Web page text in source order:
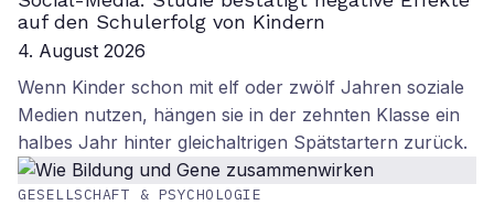
auf den Schulerfolg von Kindern
4. August 2026
Wenn Kinder schon mit elf oder zwölf Jahren soziale
Medien nutzen, hängen sie in der zehnten Klasse ein
halbes Jahr hinter gleichaltrigen Spätstartern zurück.
GESELLSCHAFT & PSYCHOLOGIE